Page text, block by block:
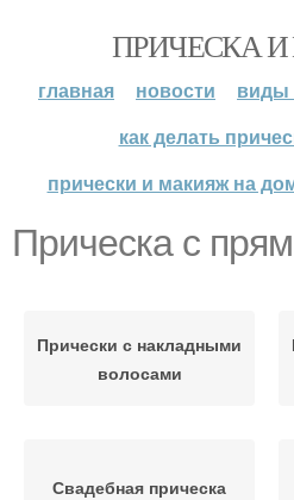
ПРИЧЕСКА
главная новости
виды
как делать
прически и макияж на
Прическа с
Прически с накладными
волосами
Свадебная прическа